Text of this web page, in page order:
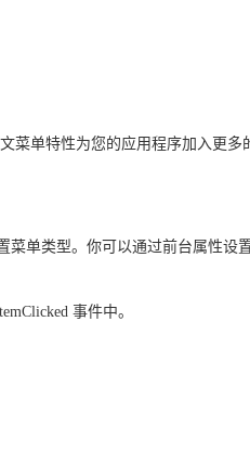
菜单特性为您的应用程序加入更多
菜单类型。你可以通过前台属性设
事件中。